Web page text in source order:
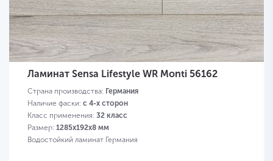
Ламинат Sensa Lifestyle WR Monti 56162
Страна производства: Германия
Наличие фаски: с 4-х сторон
Класс применения: 32 класс
Размер: 1285х192х8 мм
Водостойкий ламинат Германия